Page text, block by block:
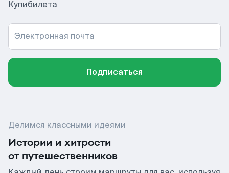
Купибилета
Электронная почта
Подписаться
Делимся классными идеями
Истории и хитрости
от путешественников